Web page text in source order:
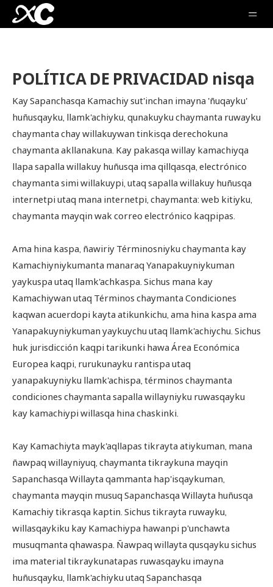
POLÍTICA DE PRIVACIDAD nisqa
Kay Sapanchasqa Kamachiy sut'inchan imayna 'ñuqayku'
huñusqayku, llamk'achiyku, qunakuyku chaymanta ruwayku
chaymanta chay willakuywan tinkisqa derechokuna
chaymanta akllanakuna. Kay pakasqa willay kamachiyqa
llapa sapalla willakuy huñusqa ima qillqasqa, electrónico
chaymanta simi willakuypi, utaq sapalla willakuy huñusqa
internetpi utaq mana internetpi, chaymanta: web kitiyku,
chaymanta mayqin wak correo electrónico kaqpipas.
Ama hina kaspa, ñawiriy Términosniyku chaymanta kay
Kamachiyniykumanta manaraq Yanapakuyniykuman
yaykuspa utaq llamk'achkaspa. Sichus mana kay
Kamachiywan utaq Términos chaymanta Condiciones
kaqwan acuerdopi kayta atikunkichu, ama hina kaspa ama
Yanapakuyniykuman yaykuychu utaq llamk'achiychu. Sichus
huk jurisdicción kaqpi tarikunki hawa Área Económica
Europea kaqpi, rurukunayku rantispa utaq
yanapakuyniyku llamk'achispa, términos chaymanta
condiciones chaymanta sapalla willayniyku ruwasqayku
kay kamachiypi willasqa hina chaskinki.
Kay Kamachiyta mayk'aqllapas tikrayta atiykuman, mana
ñawpaq willayniyuq, chaymanta tikraykuna mayqin
Sapanchasqa Willayta qammanta hap'isqaykuman,
chaymanta mayqin musuq Sapanchasqa Willayta huñusqa
Kamachiy tikrasqa kaptin. Sichus tikrayta ruwayku,
willasqaykiku kay Kamachiypa hawanpi p'unchawta
musuqmanta qhawaspa. Ñawpaq willayta qusqayku sichus
ima material tikraykunatapas ruwasqayku imayna
huñusqayku, llamk'achiyku utaq Sapanchasqa